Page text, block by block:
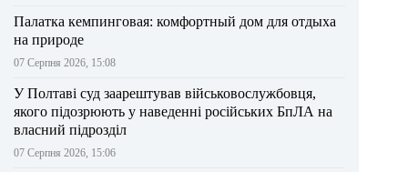
Палатка кемпинговая: комфортный дом для отдыха
на природе
07 Серпня 2026, 15:08
У Полтаві суд заарештував військовослужбовця,
якого підозрюють у наведенні російських БпЛА на
власний підрозділ
07 Серпня 2026, 15:06